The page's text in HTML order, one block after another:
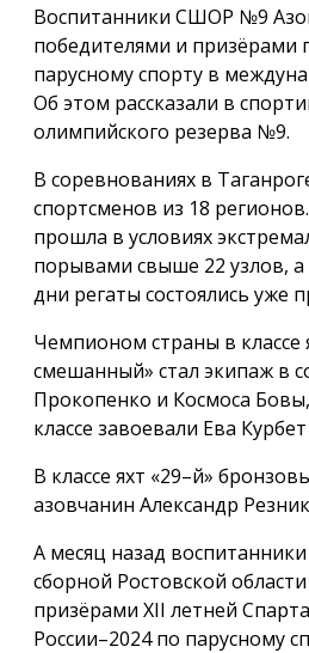
Воспитанники СШОР №9
победителями и призёрами
парусному спорту в
Об этом рассказали в
олимпийского резерва №9.
В соревнованиях в
спортсменов из 18
прошла в условиях
порывами свыше 22 узлов,
дни регаты состоялись уже
Чемпионом страны в классе
смешанный» стал экипаж в
Прокопенко и Космоса
классе завоевали Ева
В классе яхт «29–й»
азовчанин Александр
А месяц назад
сборной Ростовской области
призёрами XII летней
России–2024 по парусному